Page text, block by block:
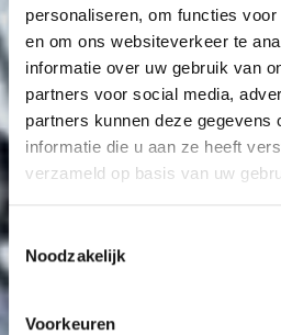
personaliseren, om functies
en om ons websiteverkeer te
informatie over uw gebruik van
partners voor social media,
partners kunnen deze gegevens
informatie die u aan ze heeft
verzameld op basis van uw
Toestemmingsselectie
Noodzakelijk
Voorkeuren